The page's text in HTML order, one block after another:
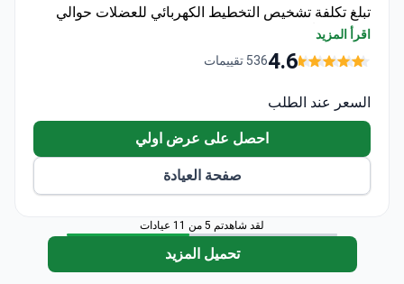
تبلغ تكلفة تشخيص التخطيط الكهربائي للعضلات حوالي
دولار. يتراوح سعر برنامج إعادة التأهيل المخصص المكون
العلاج المنهجي ومتابعة تطور الحالة.
اقرأ المزيد
4.6536 تقييمات
السعر عند الطلب
احصل على عرض اولي
صفحة العيادة
لقد شاهدتم 5 من 11 عيادات
تحميل المزيد